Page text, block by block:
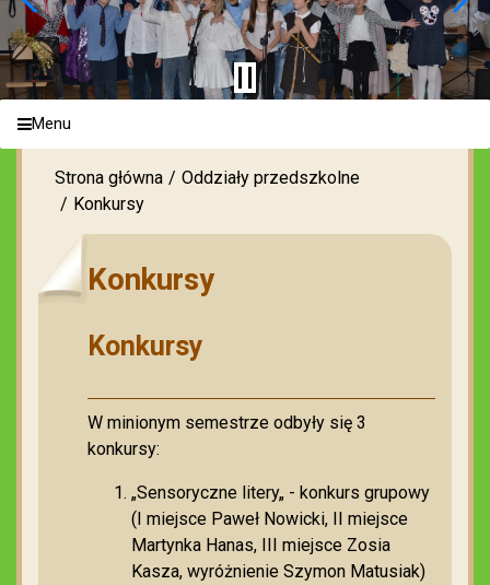
Menu
Strona główna
Oddziały przedszkolne
Konkursy
Konkursy
Konkursy
W minionym semestrze odbyły się 3
konkursy:
„Sensoryczne litery„ - konkurs grupowy
(I miejsce Paweł Nowicki, II miejsce
Martynka Hanas, III miejsce Zosia
Kasza, wyróżnienie Szymon Matusiak)